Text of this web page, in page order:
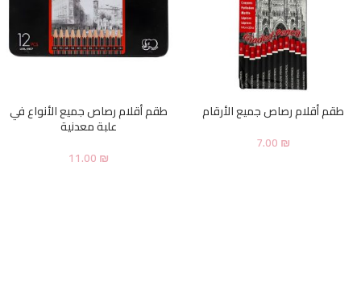
طقم أقلام رصاص جميع الأرقام
7.00₪
طقم أقلام رصاص جميع الأنواع في
علبة معدنية
11.00₪